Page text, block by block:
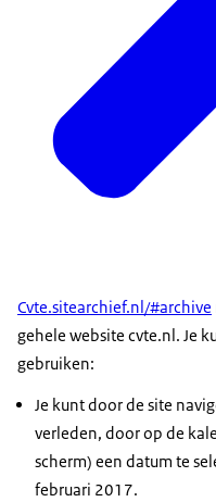
Cvte.sitearchief.nl/#archive
gehele website cvte.nl. Je
gebruiken:
Je kunt door de site
verleden, door op de
scherm) een datum te
februari 2017.